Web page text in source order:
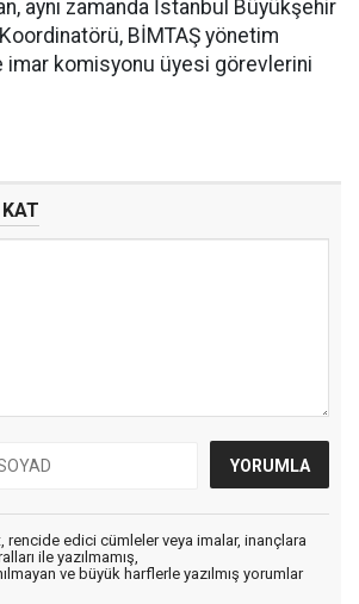
aynı zamanda İstanbul Büyükşehir
BİMTAŞ yönetim
imar komisyonu üyesi görevlerini
rencide edici cümleler veya imalar, inançlara
ile yazılmamış,
ve büyük harflerle yazılmış yorumlar